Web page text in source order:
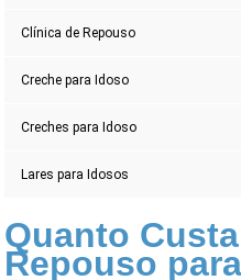
Clínica de Repouso
Creche para Idoso
Creches para Idoso
Lares para Idosos
Quanto
Repouso